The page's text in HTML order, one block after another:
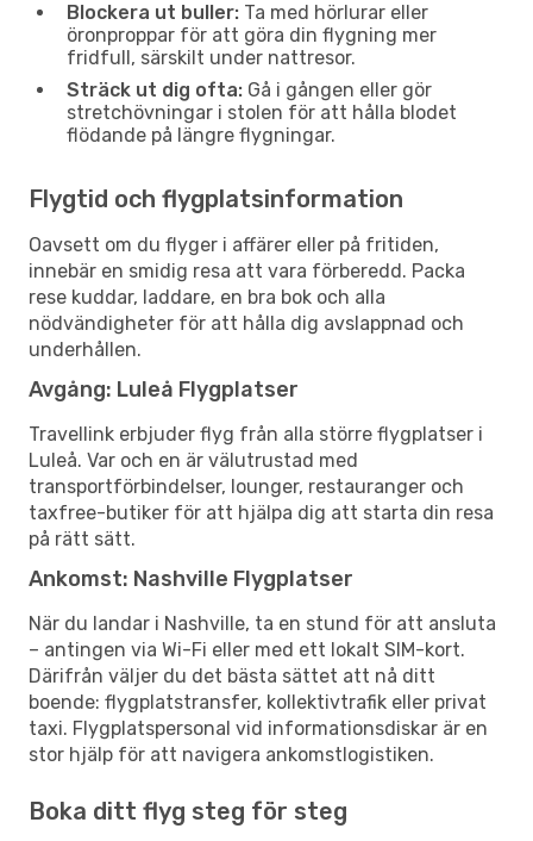
Blockera ut buller: Ta med hörlurar eller
öronproppar för att göra din flygning mer
fridfull, särskilt under nattresor.
Sträck ut dig ofta: Gå i gången eller gör
stretchövningar i stolen för att hålla blodet
flödande på längre flygningar.
Flygtid och flygplatsinformation
Oavsett om du flyger i affärer eller på fritiden,
innebär en smidig resa att vara förberedd. Packa
rese kuddar, laddare, en bra bok och alla
nödvändigheter för att hålla dig avslappnad och
underhållen.
Avgång: Luleå Flygplatser
Travellink erbjuder flyg från alla större flygplatser i
Luleå. Var och en är välutrustad med
transportförbindelser, lounger, restauranger och
taxfree-butiker för att hjälpa dig att starta din resa
på rätt sätt.
Ankomst: Nashville Flygplatser
När du landar i Nashville, ta en stund för att ansluta
– antingen via Wi-Fi eller med ett lokalt SIM-kort.
Därifrån väljer du det bästa sättet att nå ditt
boende: flygplatstransfer, kollektivtrafik eller privat
taxi. Flygplatspersonal vid informationsdiskar är en
stor hjälp för att navigera ankomstlogistiken.
Boka ditt flyg steg för steg